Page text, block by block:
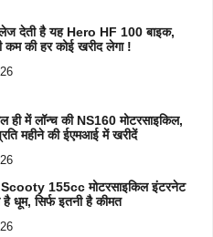
देती है यह Hero HF 100 बाइक,
कम की हर कोई खरीद लेगा !
ही में लॉन्च की NS160 मोटरसाइकिल,
महीने की ईएमआई में खरीदें
155cc मोटरसाइकिल इंटरनेट
है धूम, सिर्फ इतनी है कीमत